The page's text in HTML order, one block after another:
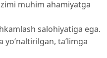
muhim ahamiyatga
salohiyatiga ega.
ta’limga